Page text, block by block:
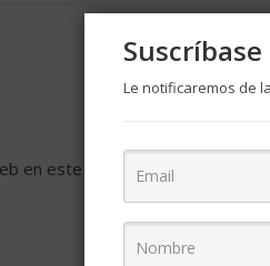
en este navegador para la
Le notificaremos de